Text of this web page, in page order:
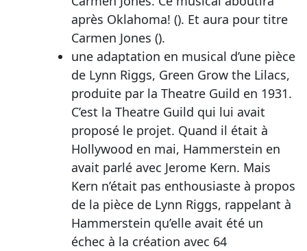
après Oklahoma! (). Et aura pour titre
Carmen Jones ().
une adaptation en musical d’une pièce
de Lynn Riggs, Green Grow the Lilacs,
produite par la Theatre Guild en 1931.
C’est la Theatre Guild qui lui avait
proposé le projet. Quand il était à
Hollywood en mai, Hammerstein en
avait parlé avec Jerome Kern. Mais
Kern n’était pas enthousiaste à propos
de la pièce de Lynn Riggs, rappelant à
Hammerstein qu’elle avait été un
échec à la création avec 64